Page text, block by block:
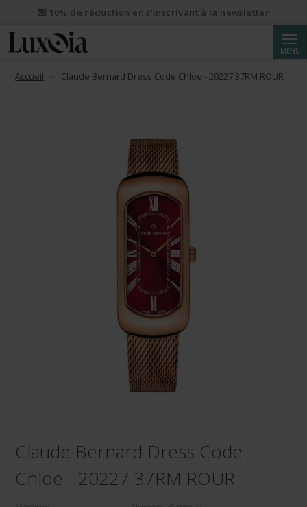
MENU
Accueil Claude Bernard Dress Code Chloe - 20227 37RM ROUR
Claude Bernard Dress Code
Chloe - 20227 37RM ROUR
📦 Envoi prioritaire gratuit dès CHF 50. Envoi prioritaire
recommandé dès CHF 250.